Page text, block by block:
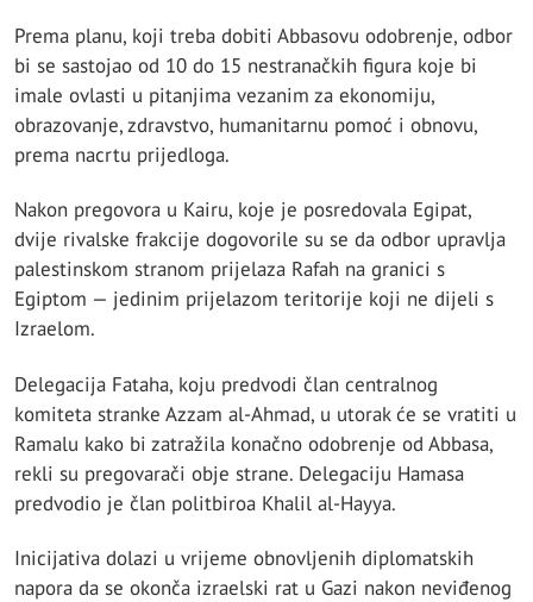
Prema planu, koji treba dobiti Abbasovu odobrenje, odbor
bi se sastojao od 10 do 15 nestranačkih figura koje bi
imale ovlasti u pitanjima vezanim za ekonomiju,
obrazovanje, zdravstvo, humanitarnu pomoć i obnovu,
prema nacrtu prijedloga.
Nakon pregovora u Kairu, koje je posredovala Egipat,
dvije rivalske frakcije dogovorile su se da odbor upravlja
palestinskom stranom prijelaza Rafah na granici s
Egiptom — jedinim prijelazom teritorije koji ne dijeli s
Izraelom.
Delegacija Fataha, koju predvodi član centralnog
komiteta stranke Azzam al-Ahmad, u utorak će se vratiti u
Ramalu kako bi zatražila konačno odobrenje od Abbasa,
rekli su pregovarači obje strane. Delegaciju Hamasa
predvodio je član politbiroa Khalil al-Hayya.
Inicijativa dolazi u vrijeme obnovljenih diplomatskih
napora da se okonča izraelski rat u Gazi nakon neviđenog